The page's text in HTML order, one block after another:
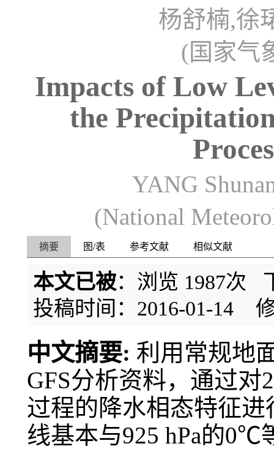
杨舒楠,徐
(国家气
Impacts of Low
the
YANG
(National
摘要 图/表 参考文献 相似文献
本文已被：浏览 1987次
投稿时间：2016-01-14
中文摘要: 利用常规地
GFS分析资料，通过
过程的降水相态特征
线基本与925 hPa的0℃